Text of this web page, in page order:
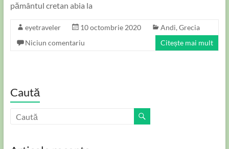
pământul cretan abia la
eyetraveler 10 octombrie 2020 Andi, Grecia
Niciun comentariu
Citește mai mult
Caută